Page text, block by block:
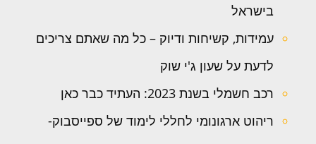
בישראל
עמידות, קשיחות ודיוק – כל מה שאתם צריכים
לדעת על שעון ג'י שוק
רכב חשמלי בשנת 2023: העתיד כבר כאן
ריהוט ארגונומי לחללי לימוד של ספייסבוק-